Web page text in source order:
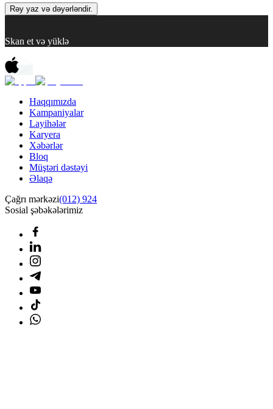
Rəy yaz və dəyərləndir.
Skan et və yüklə
Haqqımızda
Kampaniyalar
Layihələr
Karyera
Xəbərlər
Bloq
Müştəri dəstəyi
Əlaqə
Çağrı mərkəzi(012) 924
Sosial şəbəkələrimiz